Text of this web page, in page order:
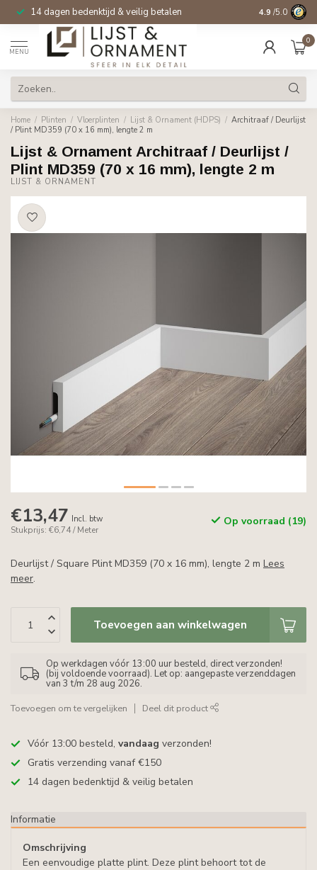
14 dagen bedenktijd & veilig betalen 4.9 /5.0
MENU
0
Home / Plinten / Vloerplinten / Lijst & Ornament (HDPS) / Architraaf / Deurlijst
/ Plint MD359 (70 x 16 mm), lengte 2 m
Lijst & Ornament Architraaf / Deurlijst /
Plint MD359 (70 x 16 mm), lengte 2 m
LIJST & ORNAMENT
€13,47 Incl. btw
Stukprijs: €6,74 / Meter
Op voorraad (19)
Deurlijst / Square Plint MD359 (70 x 16 mm), lengte 2 m Lees
meer.
Toevoegen aan winkelwagen
Op werkdagen vóór 13:00 uur besteld, direct verzonden!
(bij voldoende voorraad). Let op: aangepaste verzenddagen
van 3 t/m 28 aug 2026.
Toevoegen om te vergelijken Deel dit product
Vóór 13:00 besteld, vandaag verzonden!
Gratis verzending vanaf €150
14 dagen bedenktijd & veilig betalen
Informatie
Omschrijving
Een eenvoudige platte plint. Deze plint behoort tot de